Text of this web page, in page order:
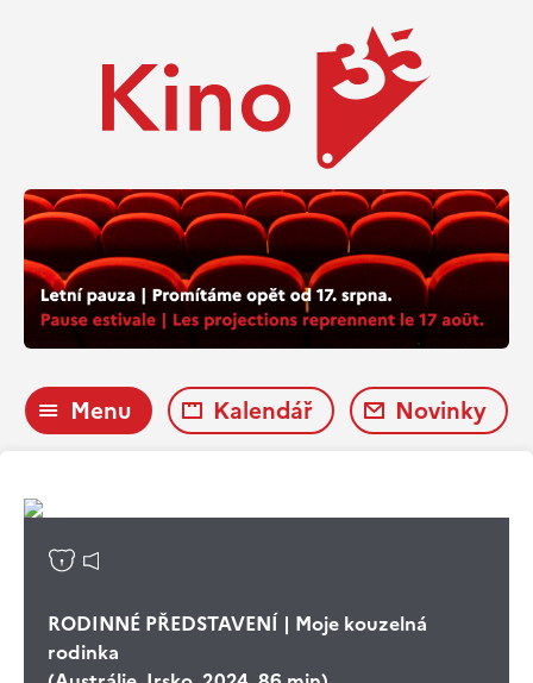
Menu Kalendář Novinky
RODINNÉ PŘEDSTAVENÍ | Moje kouzelná
rodinka